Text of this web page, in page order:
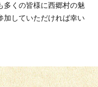
くの皆様に西郷村の魅
加していただければ幸い